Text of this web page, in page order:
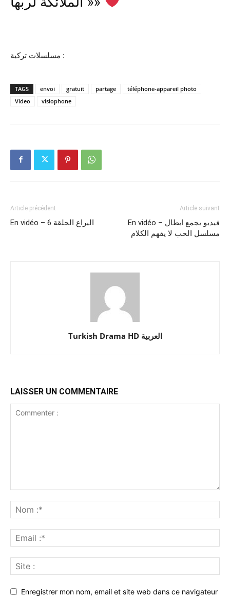
مسلسلات تركية :
TAGS envoi gratuit partage
téléphone-appareil photo
Video
visiophone
Article précédent
En vidéo – اليراع الحلقة 6
Article suivant
En vidéo – فيديو يجمع ابطال
مسلسل الحب لا يفهم الكلام
Turkish Drama HD العربية
LAISSER UN COMMENTAIRE
Enregistrer mon nom, email et site web dans ce navigateur